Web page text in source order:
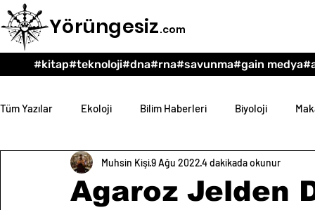
Yörüngesiz.com
Tüm Yazılar Ekoloji Bilim Haberleri Biyoloji
Psikoloji Eğitim Felsefe
Agaroz Jelden
Muhsin Kişi9 Ağu 20224 dakikada okunur
#kitap#teknoloji#dna#rna#savunma#gain medya